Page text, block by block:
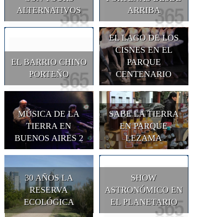
ALTERNATIVOS
ARRIBA
EL BARRIO CHINO
PORTEÑO
EL LAGO DE LOS
CISNES EN EL
PARQUE
CENTENARIO
MÚSICA DE LA
TIERRA EN
BUENOS AIRES 2
SABE LA TIERRA
EN PARQUE
LEZAMA
30 AÑOS LA
RESERVA
ECOLÓGICA
SHOW
ASTRONÓMICO EN
EL PLANETARIO